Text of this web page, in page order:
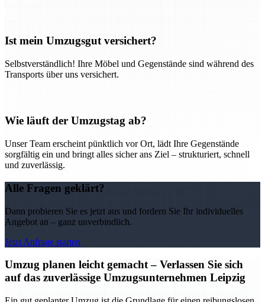
Ist mein Umzugsgut versichert?
Selbstverständlich! Ihre Möbel und Gegenstände sind während des
Transports über uns versichert.
Wie läuft der Umzugstag ab?
Unser Team erscheint pünktlich vor Ort, lädt Ihre Gegenstände
sorgfältig ein und bringt alles sicher ans Ziel – strukturiert, schnell
und zuverlässig.
Alle Fragen geklärt?
Dann probieren Sie es jetzt aus und fordern Sie Ihr individuelles
Angebot an – ganz unverbindlich.
Jetzt Anfrage starten
Umzug planen leicht gemacht – Verlassen Sie sich
auf das zuverlässige Umzugsunternehmen Leipzig